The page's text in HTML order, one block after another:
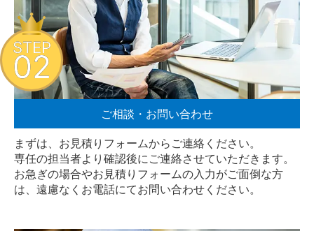
ご相談・お問い合わせ
まずは、お見積りフォームからご連絡ください。
専任の担当者より確認後にご連絡させていただきます。
お急ぎの場合やお見積りフォームの入力がご面倒な方
は、遠慮なく お電話にてお問い合わせください。
STEP
02